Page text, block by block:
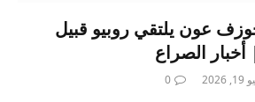
عون يلتقي روبيو قبيل
الصراع
0